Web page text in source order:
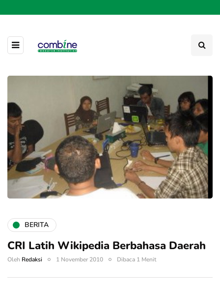
BERITA
CRI Latih Wikipedia Berbahasa Daerah
Oleh Redaksi 1 November 2010 Dibaca 1 Menit